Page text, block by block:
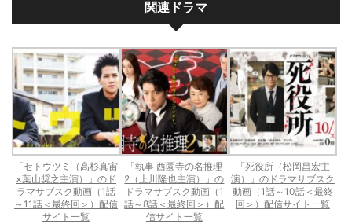
関連ドラマ
「セトウツミ（高杉真宙
×葉山奨之主演）」のド
ラマサブスク動画（1話
～11話＜最終回＞）配信
サイト一覧
「執事 西園寺の名推理
2（上川隆也主演）」の
ドラマサブスク動画（1
話～8話＜最終回＞）配
信サイト一覧
「死役所（松岡昌宏主
演）」のドラマサブスク
動画（1話～10話＜最終
回＞）配信サイト一覧